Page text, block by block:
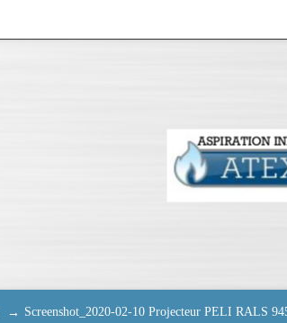
Screenshot_2020-02-10 Projecteur PELI RALS